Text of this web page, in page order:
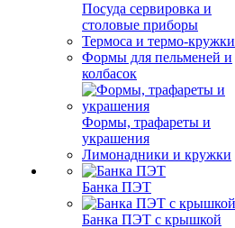
Посуда сервировка и
столовые приборы
Термоса и термо-кружки
Формы для пельменей и
колбасок
Формы, трафареты и
украшения
Лимонадники и кружки
Банка ПЭТ
Банка ПЭТ с крышкой